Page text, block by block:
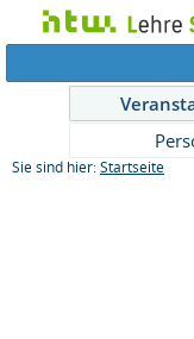
Sie sind hier: Startseite